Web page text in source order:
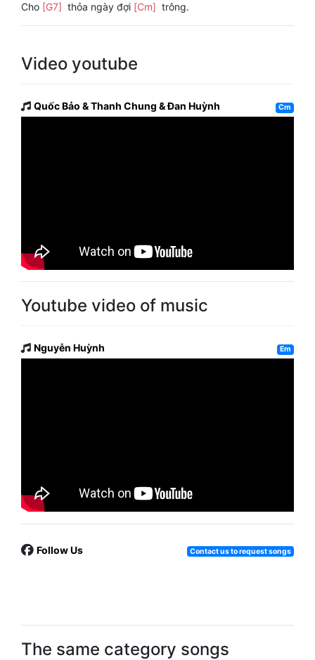
Cho [G7] thỏa ngày đợi [Cm] trông.
Video youtube
Quốc Bảo & Thanh Chung & Đan Huỳnh Cm
Youtube video of music
Nguyễn Huỳnh Em
Follow Us Contact us to request songs
The same category songs